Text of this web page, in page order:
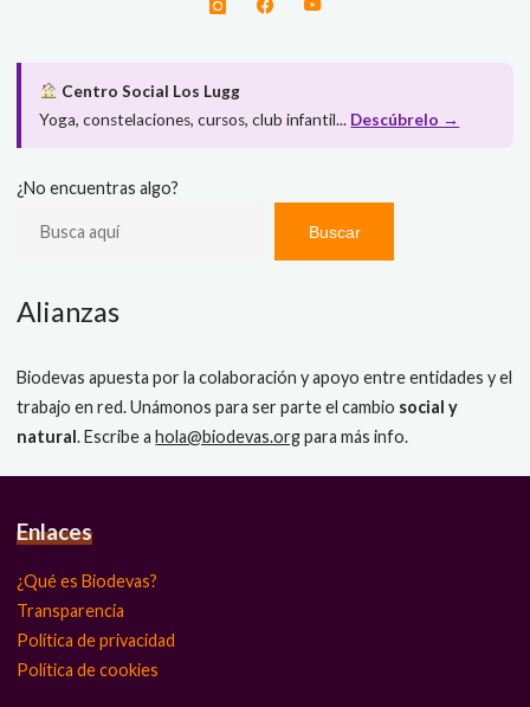
Centro Social Los Lugg
Yoga, constelaciones, cursos, club infantil... Descúbrelo →
¿No encuentras algo?
Buscar
Alianzas
Biodevas apuesta por la colaboración y apoyo entre entidades y el
trabajo en red. Unámonos para ser parte el cambio social y
natural. Escribe ahola@biodevas.orgpara más info.
Enlaces
¿Qué es Biodevas?
Transparencia
Política de privacidad
Política de cookies